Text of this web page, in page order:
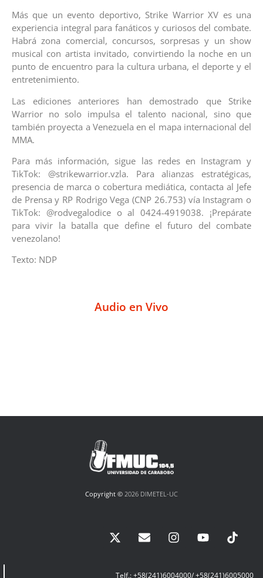
Más que un evento deportivo, Strike Warrior XV es una
experiencia integral para fanáticos y curiosos del combate.
Habrá zona comercial, concursos, sorpresas y un show
musical con artista invitado, convirtiendo la noche en un
punto de encuentro para la cultura urbana, el deporte y el
entretenimiento.
Las ediciones anteriores han demostrado que Strike
Warrior no solo impulsa el talento nacional, sino que
también proyecta a Venezuela en el mapa internacional del
MMA.
Para más información, sigue las redes en Instagram y
TikTok: @strikewarrior.vzla. Para alianzas estratégicas,
presencia de marca o cobertura mediática, contacta al Jefe
de Prensa y RP Rodrigo Vega (CNP 26.753) vía Instagram o
TikTok: @rodvegalodice o al 0424-4919038. ¡Prepárate
para vivir la batalla que define el futuro del combate
venezolano!
Texto: NDP
Audio en Vivo
Copyright © 2026 DIMETEL-UC
Telf.: +58(241)6004000/ +58(241)6005000